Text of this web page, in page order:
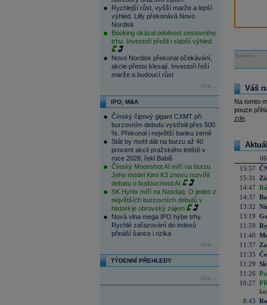
Rychlejší růst, vyšší marže a lepší
výhled. Lilly překonává Novo
Nordisk
Booking ukázal odolnost cestovního
trhu. Investoři přešli i slabší výhled
Novo Nordisk překonal očekávání,
akcie přesto klesají. Investoři řeší
marže a budoucí růst
více...
IPO, M&A
Čínský čipový gigant CXMT při
burzovním debutu vystřelil přes 500
%. Překonal i největší banku země
Stát by mohl dát na burzu až 40
procent akcií pražského letiště v
roce 2028, řekl Babiš
Čínský Moonshot AI míří na burzu.
Jeho model Kimi K3 znovu rozvířil
debatu o budoucnosti AI
SK Hynix míří na Nasdaq. O jeden z
největších burzovních debutů v
historii je obrovský zájem
Nová vlna mega IPO hýbe trhy.
Rychlé zařazování do indexů
přináší šance i rizika
více...
TÝDENNÍ PŘEHLEDY
více...
Reklama
Váš
Na tomto
pouze
zde.
15:57
15:31
14:47
14:37
13:32
13:19
11:59
11:40
11:37
11:35
11:29
11:26
10:27
8:43